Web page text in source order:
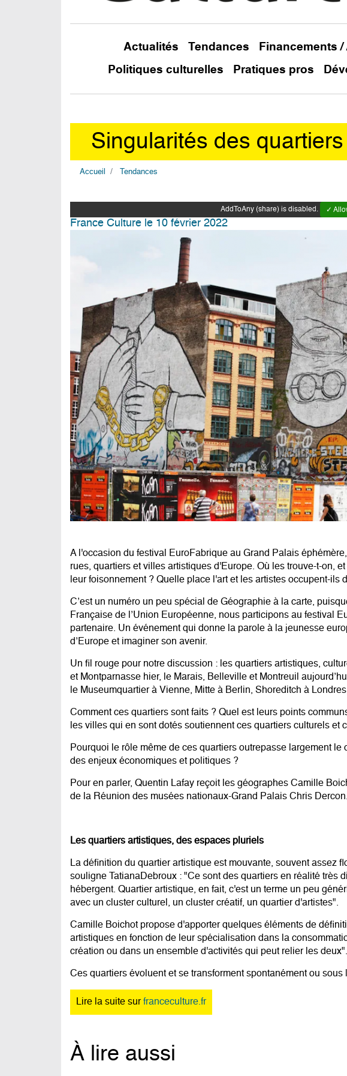
Actualités Tendances Financements
Politiques culturelles
Pratiques pros
Singularités des
Accueil Tendances
AddToAny (share) is disabled. ✓
France Culture le 10 février 2022
A l'occasion du festival EuroFabrique au Grand Palais
rues, quartiers et villes artistiques d'Europe. Où les trouve-t-on,
leur foisonnement ? Quelle place l'art et les artistes occupent-ils
C’est un numéro un peu spécial de Géographie à la carte,
Française de l’Union Européenne, nous participons au festival
partenaire. Un événement qui donne la parole à la jeunesse
d’Europe et imaginer son avenir.
Un fil rouge pour notre discussion : les quartiers artistiques,
et Montparnasse hier, le Marais, Belleville et Montreuil
le Museumquartier à Vienne, Mitte à Berlin, Shoreditch à
Comment ces quartiers sont faits ? Quel est leurs points
les villes qui en sont dotés soutiennent ces quartiers culturels et
Pourquoi le rôle même de ces quartiers outrepasse largement le
des enjeux économiques et politiques ?
Pour en parler, Quentin Lafay reçoit les géographes Camille
de la Réunion des musées nationaux-Grand Palais Chris Dercon.
Les quartiers artistiques, des espaces pluriels
La définition du quartier artistique est mouvante, souvent assez
souligne TatianaDebroux : "Ce sont des quartiers en réalité très
hébergent. Quartier artistique, en fait, c'est un terme un peu
avec un cluster culturel, un cluster créatif, un quartier d'artistes".
Camille Boichot propose d'apporter quelques éléments de
artistiques en fonction de leur spécialisation dans la
création ou dans un ensemble d'activités qui peut relier les deux".
Ces quartiers évoluent et se transforment spontanément ou sous
Lire la suite surfranceculture.fr
À lire aussi